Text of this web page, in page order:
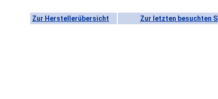
Zur Herstellerübersicht Zur letzten besuchten